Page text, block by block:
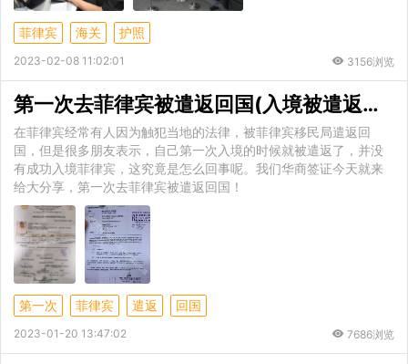
菲律宾 海关 护照
2023-02-08 11:02:01 3156浏览
第一次去菲律宾被遣返回国(入境被遣返
原因
在菲律宾经常有人因为触犯当地的法律，被菲律宾移民局遣返回
国，但是很多朋友表示，自己第一次入境的时候就被遣返了，并没
有成功入境菲律宾，这究竟是怎么回事呢。我们华商签证今天就来
给大分享，第一次去菲律宾被遣返回国！
第一次 菲律宾 遣返 回国
2023-01-20 13:47:02 7686浏览